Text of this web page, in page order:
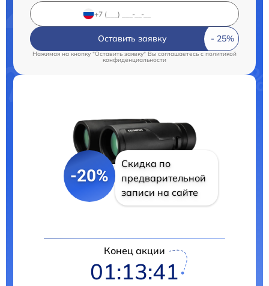
Оставить заявку
Нажимая на кнопку "Оставить заявку" Вы соглашаетесь c политикой
конфиденциальности
-20%
Скидка по
предварительной
записи на сайте
Конец акции
01:13:41